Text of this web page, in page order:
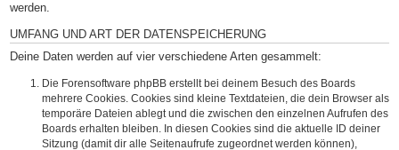
werden.
UMFANG UND ART DER DATENSPEICHERUNG
Deine Daten werden auf vier verschiedene Arten gesammelt:
Die Forensoftware phpBB erstellt bei deinem Besuch des Boards
mehrere Cookies. Cookies sind kleine Textdateien, die dein Browser als
temporäre Dateien ablegt und die zwischen den einzelnen Aufrufen des
Boards erhalten bleiben. In diesen Cookies sind die aktuelle ID deiner
Sitzung (damit dir alle Seitenaufrufe zugeordnet werden können),